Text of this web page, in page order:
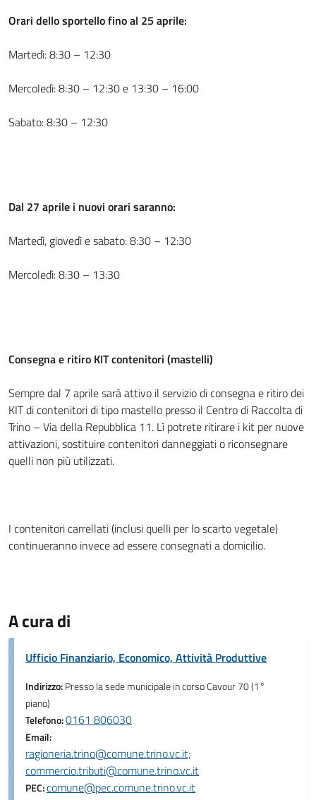
Orari dello sportello fino al 25 aprile:
Martedì: 8:30 – 12:30
Mercoledì: 8:30 – 12:30 e 13:30 – 16:00
Sabato: 8:30 – 12:30
Dal 27 aprile i nuovi orari saranno:
Martedì, giovedì e sabato: 8:30 – 12:30
Mercoledì: 8:30 – 13:30
Consegna e ritiro KIT contenitori (mastelli)
Sempre dal 7 aprile sarà attivo il servizio di consegna e ritiro dei
KIT di contenitori di tipo mastello presso il Centro di Raccolta di
Trino – Via della Repubblica 11. Lì potrete ritirare i kit per nuove
attivazioni, sostituire contenitori danneggiati o riconsegnare
quelli non più utilizzati.
I contenitori carrellati (inclusi quelli per lo scarto vegetale)
continueranno invece ad essere consegnati a domicilio.
A cura di
Ufficio Finanziario, Economico, Attività Produttive
Indirizzo:Presso la sede municipale in corso Cavour 70 (1°
piano)
Telefono:0161 806030
Email:
ragioneria.trino@comune.trino.vc.it;
commercio.tributi@comune.trino.vc.it
PEC:comune@pec.comune.trino.vc.it